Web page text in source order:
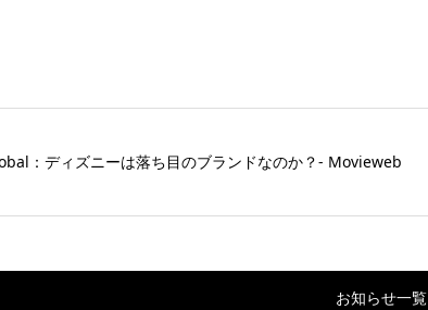
：ディズニーは落ち目のブランドなのか？- Movieweb
お知らせ一覧